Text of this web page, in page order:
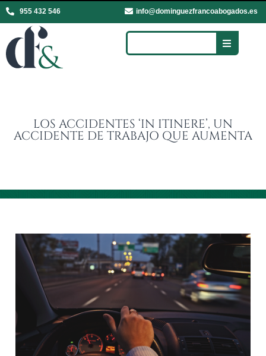
955 432 546 info@dominguezfrancoabogados.es
LOS ACCIDENTES ‘IN ITINERE’, UN
ACCIDENTE DE TRABAJO QUE AUMENTA